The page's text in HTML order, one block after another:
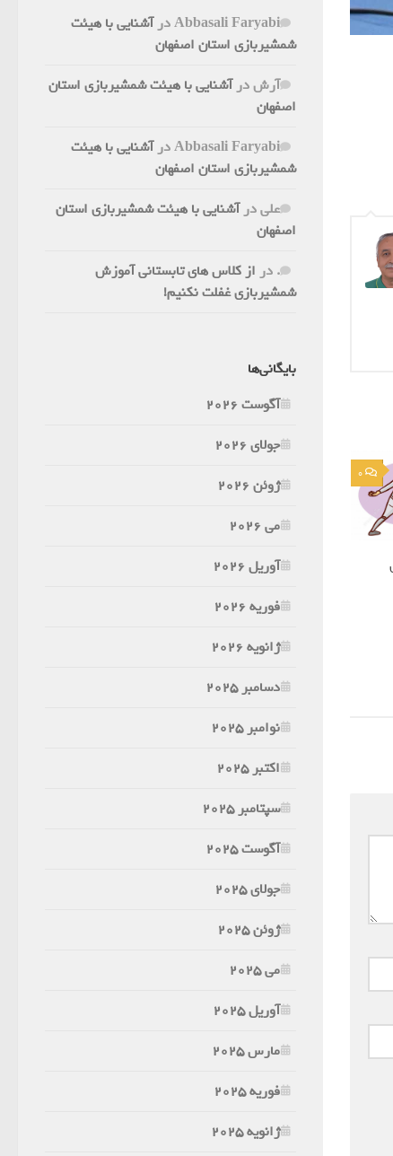
0
Abbasali Faryabiدرآشنایی با هیئت
شمشیربازی استان اصفهان
آرشدرآشنایی با هیئت شمشیربازی استان
اصفهان
Abbasali Faryabiدرآشنایی با هیئت
شمشیربازی استان اصفهان
علیدرآشنایی با هیئت شمشیربازی استان
اصفهان
. در از کلاس های تابستانی آموزش
شمشیربازی غفلت نکنیم!
بایگانی‌ها
آگوست 2026
جولای 2026
ژوئن 2026
می 2026
آوریل 2026
فوریه 2026
ژانویه 2026
دسامبر 2025
نوامبر 2025
اکتبر 2025
سپتامبر 2025
آگوست 2025
جولای 2025
ژوئن 2025
می 2025
آوریل 2025
مارس 2025
فوریه 2025
ژانویه 2025